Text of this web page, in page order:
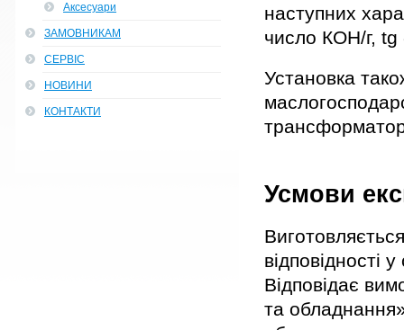
наступних
число КОН/г, tg
Установка
Усмови
відповідності
Відповідає
та
Аксесуари
ЗАМОВНИКАМ
СЕРВІС
НОВИНИ
КОНТАКТИ